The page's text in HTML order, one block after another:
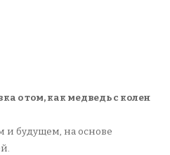
о том, как медведь с колен
будущем, на основе